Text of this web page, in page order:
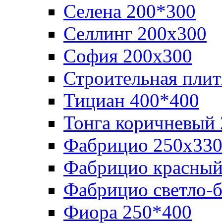
Селена 200*300
Селлинг 200х300
София 200х300
Строительная
Тициан 400*400
Тонга коричневый
Фабрицио 250х330
Фабрицио
Фабрицио светло-
Фиора 250*400